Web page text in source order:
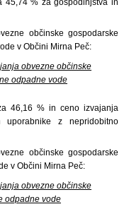
45,74 % za gospodinjstva in
občinske gospodarske
v Občini Mirna Peč:
obvezne občinske
odpadne vode
46,16 % in ceno izvajanja
z nepridobitno
občinske gospodarske
v Občini Mirna Peč:
obvezne občinske
odpadne vode